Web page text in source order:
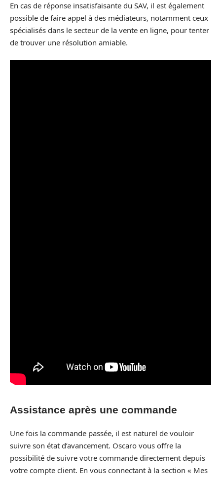
En cas de réponse insatisfaisante du SAV, il est également
possible de faire appel à des médiateurs, notamment ceux
spécialisés dans le secteur de la vente en ligne, pour tenter
de trouver une résolution amiable.
Assistance après une commande
Une fois la commande passée, il est naturel de vouloir
suivre son état d’avancement. Oscaro vous offre la
possibilité de suivre votre commande directement depuis
votre compte client. En vous connectant à la section « Mes